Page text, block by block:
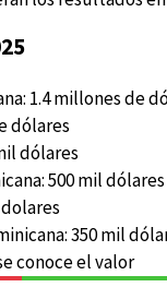
1.4 millones de
dólares
dólares
500 mil dólares
350 mil
conoce el valor